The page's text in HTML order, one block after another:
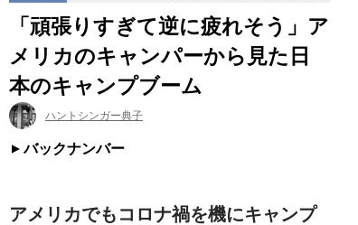
「頑張りすぎて逆に疲れそう」ア
メリカのキャンパーから見た日
本のキャンプブーム
ハントシンガー典子
バックナンバー
アメリカでもコロナ禍を機にキャンプ